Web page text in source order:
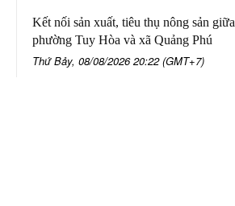
Kết nối sản xuất, tiêu thụ nông sản giữa
phường Tuy Hòa và xã Quảng Phú
Thứ Bảy, 08/08/2026 20:22 (GMT+7)